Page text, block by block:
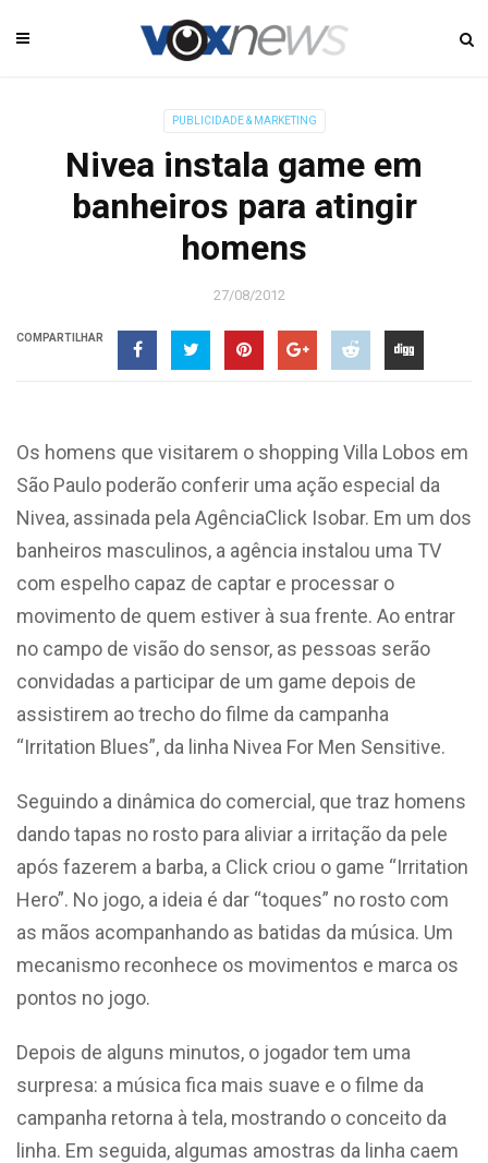
PUBLICIDADE & MARKETING
Nivea instala game em
banheiros para atingir
homens
27/08/2012
COMPARTILHAR
Os homens que visitarem o shopping Villa Lobos em
São Paulo poderão conferir uma ação especial da
Nivea, assinada pela AgênciaClick Isobar. Em um dos
banheiros masculinos, a agência instalou uma TV
com espelho capaz de captar e processar o
movimento de quem estiver à sua frente. Ao entrar
no campo de visão do sensor, as pessoas serão
convidadas a participar de um game depois de
assistirem ao trecho do filme da campanha
“Irritation Blues”, da linha Nivea For Men Sensitive.
Seguindo a dinâmica do comercial, que traz homens
dando tapas no rosto para aliviar a irritação da pele
após fazerem a barba, a Click criou o game “Irritation
Hero”. No jogo, a ideia é dar “toques” no rosto com
as mãos acompanhando as batidas da música. Um
mecanismo reconhece os movimentos e marca os
pontos no jogo.
Depois de alguns minutos, o jogador tem uma
surpresa: a música fica mais suave e o filme da
campanha retorna à tela, mostrando o conceito da
linha. Em seguida, algumas amostras da linha caem